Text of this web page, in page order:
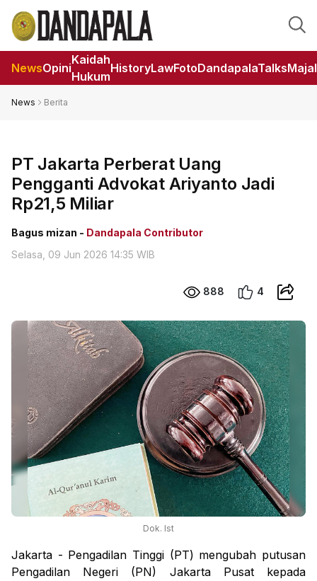
NewsOpini
Kaidah
Hukum
HistoryLawFotoDandapalaTalks
News Berita
PT Jakarta Perberat Uang
Pengganti Advokat Ariyanto Jadi
Rp21,5 Miliar
Bagus mizan - Dandapala Contributor
Selasa, 09 Jun 2026 14:35 WIB
888 4
Dok. Ist
Jakarta - Pengadilan Tinggi (PT) mengubah putusan
Pengadilan Negeri (PN) Jakarta Pusat kepada